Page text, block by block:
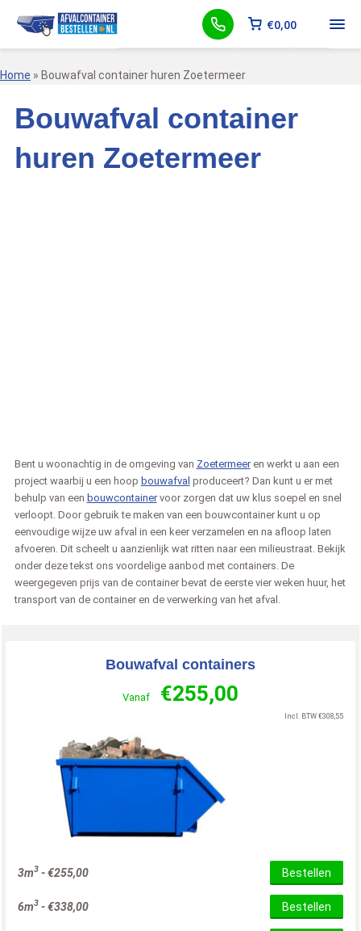
€0,00
Home » Bouwafval container huren Zoetermeer
Bouwafval container
huren Zoetermeer
Bent u woonachtig in de omgeving van Zoetermeeren werkt u aan een
project waarbij u een hoop bouwafval produceert? Dan kunt u er met
behulp van een bouwcontainervoor zorgen dat uw klus soepel en snel
verloopt. Door gebruik te maken van een bouwcontainer kunt u op
eenvoudige wijze uw afval in een keer verzamelen en na afloop laten
afvoeren. Dit scheelt u aanzienlijk wat ritten naar een milieustraat. Bekijk
onder deze tekst ons voordelige aanbod met containers. De
weergegeven prijs van de container bevat de eerste vier weken huur, het
transport van de container en de verwerking van het afval.
Bouwafval containers
Vanaf €255,00
Incl. BTW €308,55
3m3 -€255,00 Bestellen
6m3 -€338,00 Bestellen